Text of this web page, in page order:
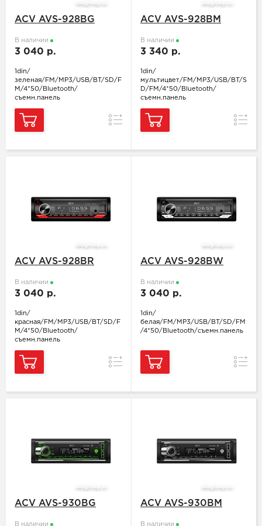
ACV AVS-928BG
В наличии
3 040 р.
1din/
зеленая/FM/MP3/USB/BT/SD/F
M/4*50/Bluetooth/
съемн.панель
Сравнение
ACV AVS-928BM
В наличии
3 340 р.
1din/
мультицвет/FM/MP3/USB/BT/S
D/FM/4*50/Bluetooth/
съемн.панель
ACV AVS-928BR
В наличии
3 040 р.
1din/
красная/FM/MP3/USB/BT/SD/F
M/4*50/Bluetooth/
съемн.панель
Сравнение
ACV AVS-928BW
В наличии
3 040 р.
1din/
белая/FM/MP3/USB/BT/SD/FM
/4*50/Bluetooth/съемн.панель
ACV AVS-930BG
В наличии
ACV AVS-930BM
В наличии